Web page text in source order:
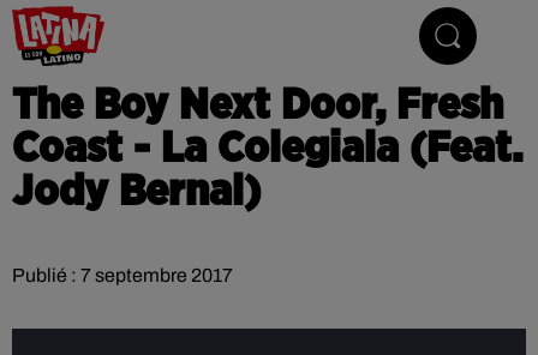
The Boy Next Door, Fresh
Coast - La Colegiala (Feat.
Jody Bernal)
Publié : 7 septembre 2017